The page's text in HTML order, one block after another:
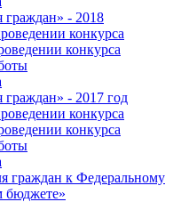
- 2018
конкурса
конкурса
- 2017 год
конкурса
конкурса
граждан к Федеральному
бюджете»